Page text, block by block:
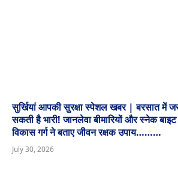
सुर्खियां आपकी सुरक्षा स्पेशल खबर | बरसात में
सकती है भारी! जानलेवा बीमारियों और स्नेक
विकास गर्ग ने बताए जीवन रक्षक उपाय………
July 30, 2026